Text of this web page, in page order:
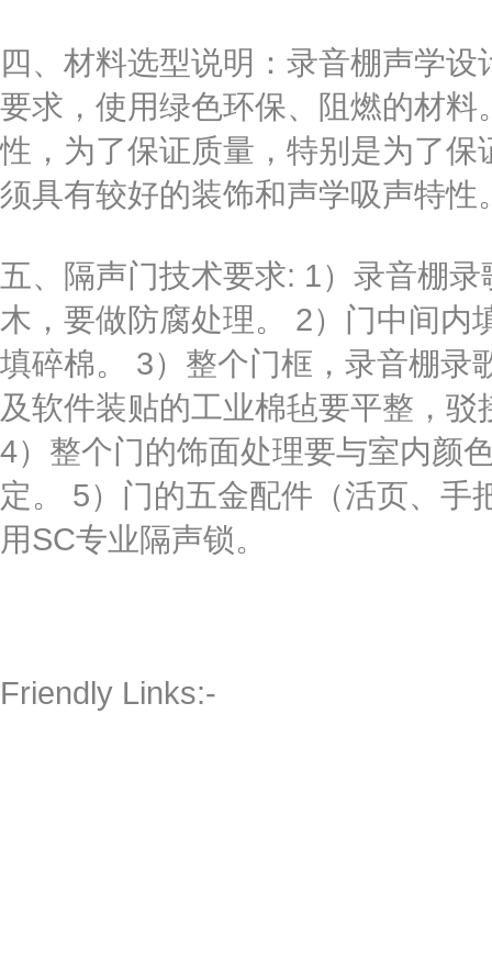
四、材料选型说明：录音棚声学
要求，使用绿色环保、阻燃的材
性，为了保证质量，特别是为了
须具有较好的装饰和声学吸声特性
五、隔声门技术要求: 1）录音棚
木，要做防腐处理。 2）门中间内
填碎棉。 3）整个门框，录音棚录
及软件装贴的工业棉毡要平整，
4）整个门的饰面处理要与室内颜
定。 5）门的五金配件（活页、手
用SC专业隔声锁。
Friendly Links:-